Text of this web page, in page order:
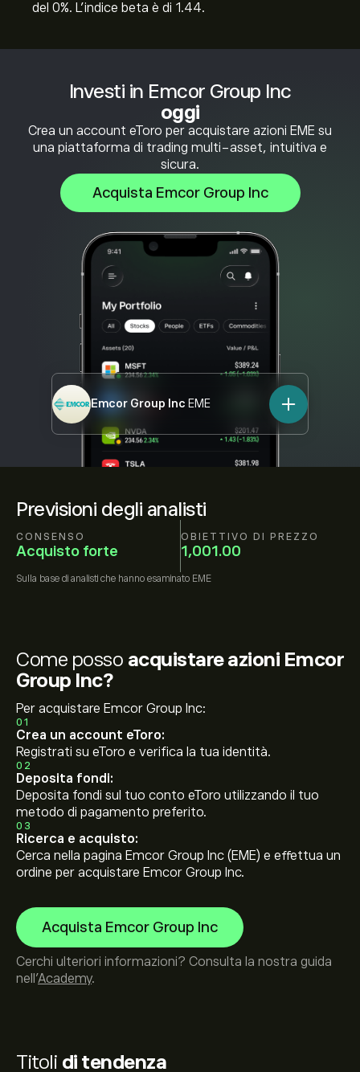
Previsioni degli analisti
CONSENSO
Acquisto forte
OBIETTIVO DI PREZZO
1,001.00
Sulla base di analisti che hanno esaminato EME
Investi in Emcor Group Inc
oggi
Crea un account eToro per acquistare azioni EME su
una piattaforma di trading multi-asset, intuitiva e
sicura.
Acquista Emcor Group Inc
Emcor Group Inc EME
Titoli di tendenza
del 0%. L'indice beta è di 1.44.
Come posso acquistare azioni Emcor
Group Inc?
Per acquistare Emcor Group Inc:
01
Crea un account eToro:
Registrati su eToro e verifica la tua identità.
02
Deposita fondi:
Deposita fondi sul tuo conto eToro utilizzando il tuo
metodo di pagamento preferito.
03
Ricerca e acquisto:
Cerca nella pagina Emcor Group Inc (EME) e effettua un
ordine per acquistare Emcor Group Inc.
Acquista Emcor Group Inc
Cerchi ulteriori informazioni? Consulta la nostra guida
nell’Academy.